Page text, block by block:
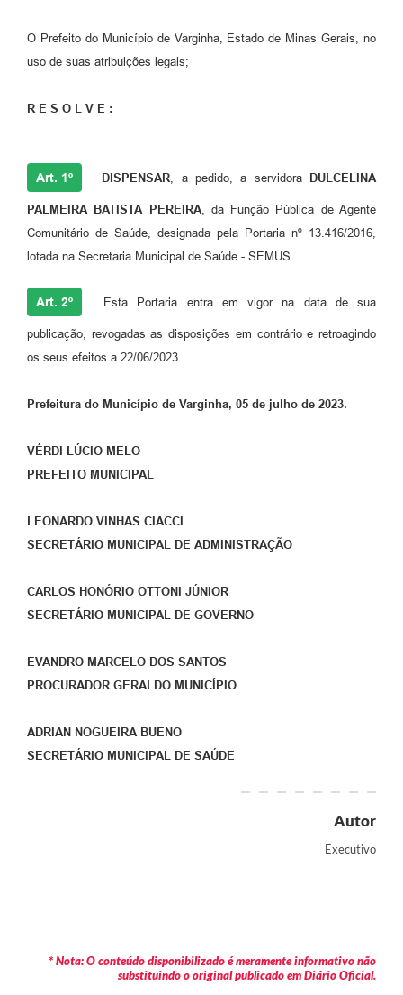
O Prefeito do Município de Varginha, Estado de Minas Gerais, no
uso de suas atribuições legais;
R E S O L V E :
Art. 1º DISPENSAR, a pedido, a servidora DULCELINA
PALMEIRA BATISTA PEREIRA, da Função Pública de Agente
Comunitário de Saúde, designada pela Portaria nº 13.416/2016,
lotada na Secretaria Municipal de Saúde - SEMUS.
Art. 2º Esta Portaria entra em vigor na data de sua
publicação, revogadas as disposições em contrário e retroagindo
os seus efeitos a 22/06/2023.
Prefeitura do Município de Varginha, 05 de julho de 2023.
VÉRDI LÚCIO MELO
PREFEITO MUNICIPAL
LEONARDO VINHAS CIACCI
SECRETÁRIO MUNICIPAL DE ADMINISTRAÇÃO
CARLOS HONÓRIO OTTONI JÚNIOR
SECRETÁRIO MUNICIPAL DE GOVERNO
EVANDRO MARCELO DOS SANTOS
PROCURADOR GERALDO MUNICÍPIO
ADRIAN NOGUEIRA BUENO
SECRETÁRIO MUNICIPAL DE SAÚDE
Autor
Executivo
* Nota: O conteúdo disponibilizado é meramente informativo não
substituindo o original publicado em Diário Oficial.